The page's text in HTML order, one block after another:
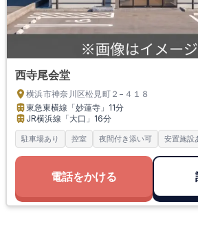
西寺尾会堂
横浜市神奈川区松見町２−４１８
東急東横線「妙蓮寺」 11分
JR横浜線「大口」 16分
駐車場あり 控室 夜間付き添い可 安置施設
電話をかける